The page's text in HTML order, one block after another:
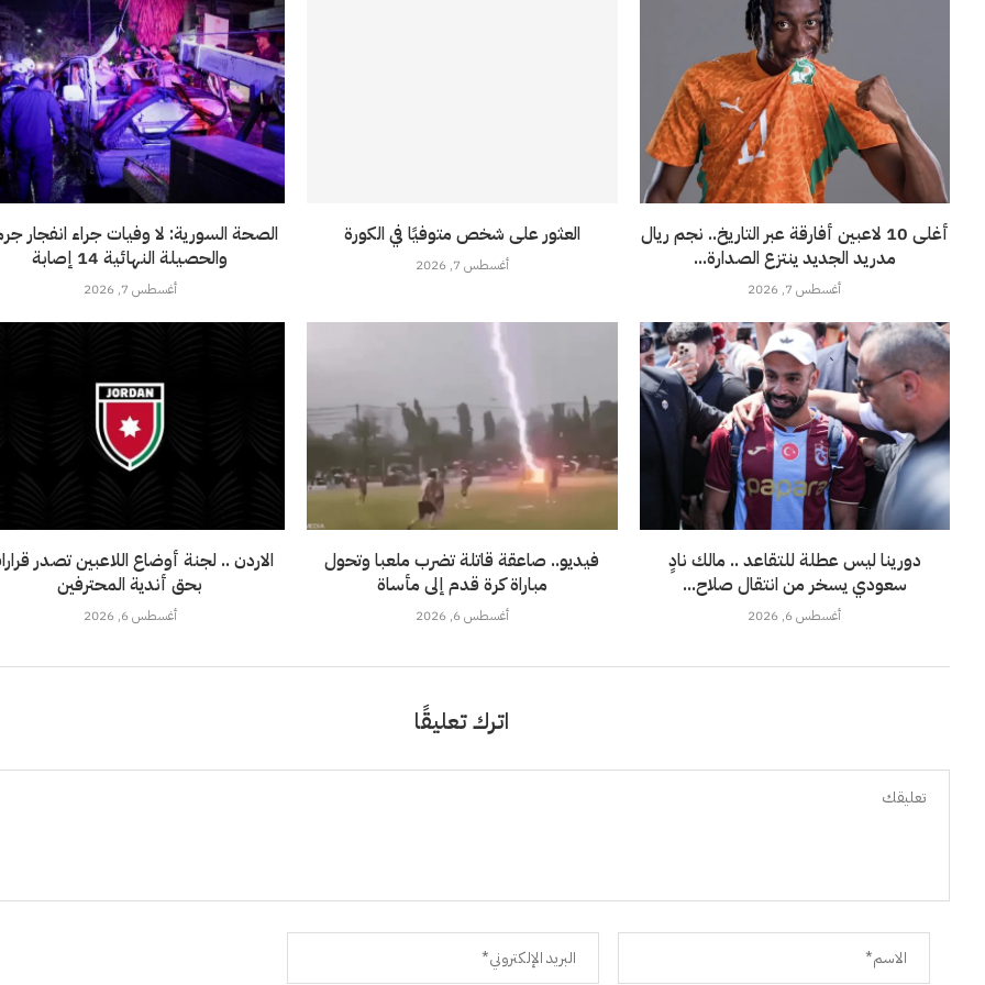
الصحة السورية: لا وفيات جراء انفجار
والحصيلة النهائية 14 إصابة
أغسطس 7, 2026
العثور على شخص متوفيًا في الكورة
أغسطس 7, 2026
أغلى 10 لاعبين أفارقة عبر التاريخ.. نجم ريال
مدريد الجديد ينتزع الصدارة...
أغسطس 7, 2026
الاردن .. لجنة أوضاع اللاعبين تصدر
بحق أندية المحترفين
أغسطس 6, 2026
فيديو.. صاعقة قاتلة تضرب ملعبا وتحول
مباراة كرة قدم إلى مأساة
أغسطس 6, 2026
دورينا ليس عطلة للتقاعد .. مالك نادٍ
سعودي يسخر من انتقال صلاح...
أغسطس 6, 2026
اترك تعليقًا